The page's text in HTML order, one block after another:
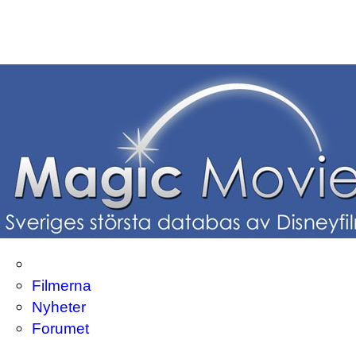
Filmerna
Nyheter
Forumet